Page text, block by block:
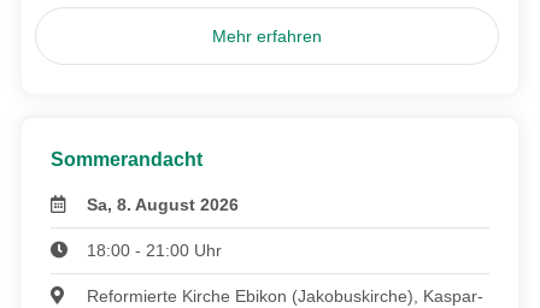
Mehr erfahren
Sommerandacht
Sa, 8. August 2026
18:00 - 21:00 Uhr
Reformierte Kirche Ebikon (Jakobuskirche), Kaspar-